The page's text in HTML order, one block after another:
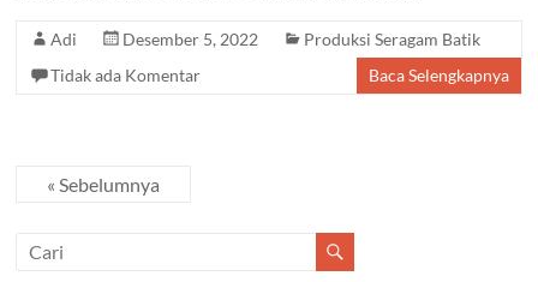
Adi Desember 5, 2022
Produksi Seragam Batik
Tidak ada Komentar
Baca Selengkapnya
« Sebelumnya